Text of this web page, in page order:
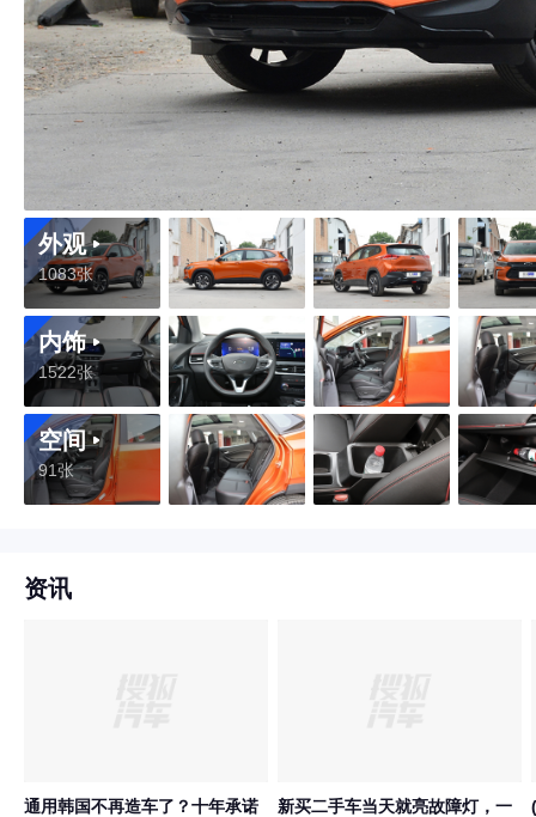
外观
1083张
内饰
1522张
空间
91张
资讯
通用韩国不再造车了？十年承诺
新买二手车当天就亮故障灯，一